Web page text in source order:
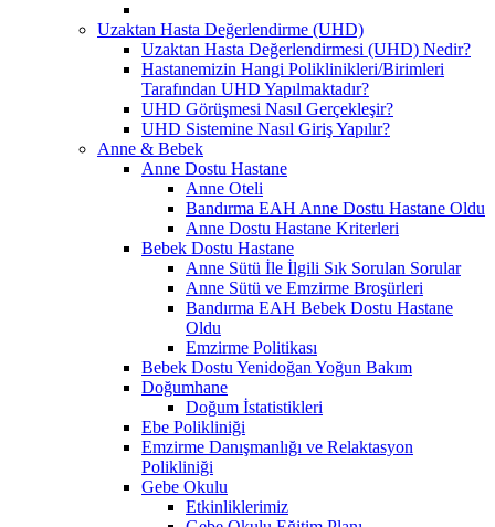
Uzaktan Hasta Değerlendirme (UHD)
Uzaktan Hasta Değerlendirmesi (UHD) Nedir?
Hastanemizin Hangi Poliklinikleri/Birimleri
Tarafından UHD Yapılmaktadır?
UHD Görüşmesi Nasıl Gerçekleşir?
UHD Sistemine Nasıl Giriş Yapılır?
Anne & Bebek
Anne Dostu Hastane
Anne Oteli
Bandırma EAH Anne Dostu Hastane Oldu
Anne Dostu Hastane Kriterleri
Bebek Dostu Hastane
Anne Sütü İle İlgili Sık Sorulan Sorular
Anne Sütü ve Emzirme Broşürleri
Bandırma EAH Bebek Dostu Hastane
Oldu
Emzirme Politikası
Bebek Dostu Yenidoğan Yoğun Bakım
Doğumhane
Doğum İstatistikleri
Ebe Polikliniği
Emzirme Danışmanlığı ve Relaktasyon
Polikliniği
Gebe Okulu
Etkinliklerimiz